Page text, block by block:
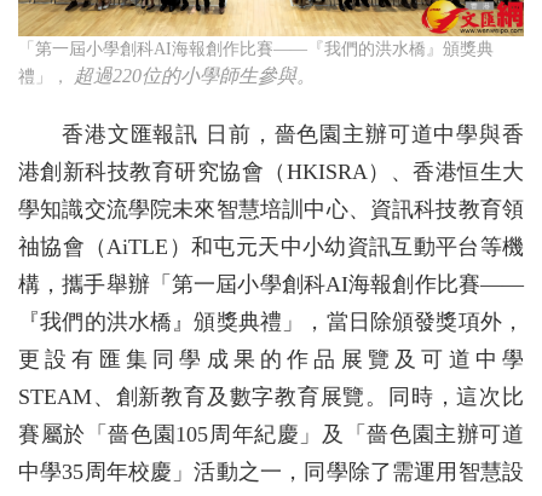
「第一屆小學創科AI海報創作比賽——『我們的洪水橋』頒獎典
禮」，
超過220位的小學師生參與。
香港文匯報訊 日前，嗇色園主辦可道中學與香
港創新科技教育研究協會（HKISRA）、香港恒生大
學知識交流學院未來智慧培訓中心、資訊科技教育領
䄂協會（AiTLE）和屯元天中小幼資訊互動平台等機
構，攜手舉辦「第一屆小學創科AI海報創作比賽——
『我們的洪水橋』頒獎典禮」，當日除頒發獎項外，
更設有匯集同學成果的作品展覽及可道中學
STEAM、創新教育及數字教育展覽。同時，這次比
賽屬於「嗇色園105周年紀慶」及「嗇色園主辦可道
中學35周年校慶」活動之一，同學除了需運用智慧設